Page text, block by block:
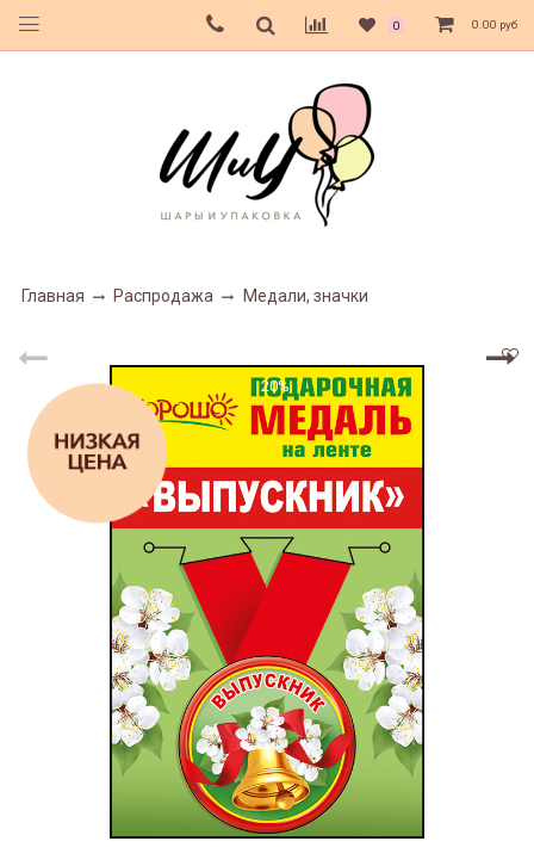
0 0.00 руб
Главная Распродажа Медали, значки
20%